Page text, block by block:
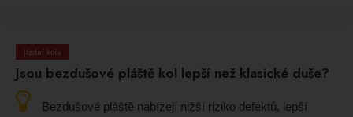
Jízdní kola
Jsou bezdušové pláště kol lepší než klasické duše?
Bezdušové pláště nabízejí nižší riziko defektů, lepší